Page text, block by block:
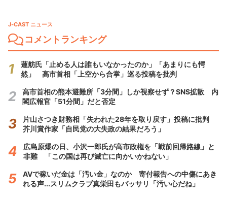
J-CAST ニュース
コメントランキング
蓮舫氏「止める人は誰もいなかったのか」「あまりにも愕
然」 高市首相「上空から合掌」巡る投稿を批判
高市首相の熊本避難所「3分間」しか視察せず？SNS拡散 内
閣広報官「51分間」だと否定
片山さつき財務相「失われた28年を取り戻す」投稿に批判
芥川賞作家「自民党の大失政の結果だろう」
広島原爆の日、小沢一郎氏が高市政権を「戦前回帰路線」と
非難 「この国は再び滅亡に向かいかねない」
AVで稼いだ金は「汚い金」なのか 寄付報告への中傷にあき
れる声...スリムクラブ真栄田もバッサリ「汚い心だね」